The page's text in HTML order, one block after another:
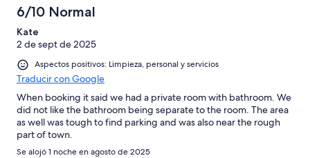
6/10 Normal
Kate
2 de sept de 2025
Aspectos positivos: Limpieza, personal y servicios
Traducir con Google
When booking it said we had a private room with bathroom. We
did not like the bathroom being separate to the room. The area
as well was tough to find parking and was also near the rough
part of town.
Se alojó 1 noche en agosto de 2025